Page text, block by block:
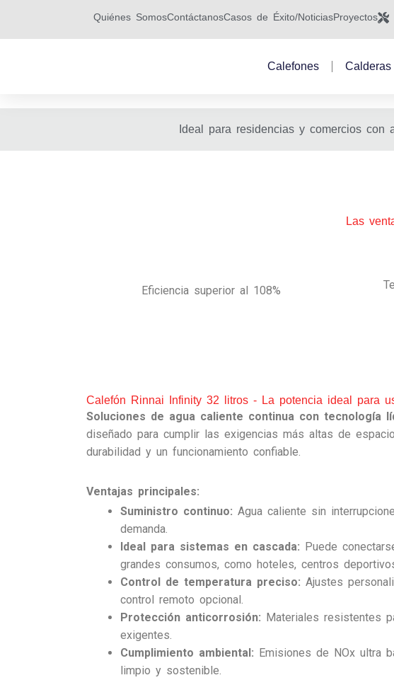
contenido
Quiénes SomosContáctanosCasos de Éxito/NoticiasProyectos
Calefones
Ideal para residencias y comercios
Las
Eficiencia superior al 108%
Calefón Rinnai Infinity 32 litros - La potencia ideal para
Soluciones de agua caliente continua con tecnología
diseñado para cumplir las exigencias más altas de
durabilidad y un funcionamiento confiable.
Ventajas principales:
Suministro continuo: Agua caliente sin
demanda.
Ideal para sistemas en cascada: Puede
grandes consumos, como hoteles, centros
Control de temperatura preciso: Ajustes
control remoto opcional.
Protección anticorrosión: Materiales resistentes
exigentes.
Cumplimiento ambiental: Emisiones de NOx ultra
limpio y sostenible.